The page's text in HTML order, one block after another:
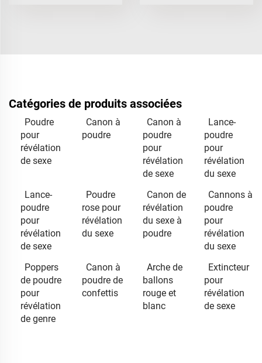
Catégories de produits associées
Poudre
pour
révélation
de sexe
Canon à
poudre
Canon à
poudre
pour
révélation
de sexe
Lance-
poudre
pour
révélation
du sexe
Lance-
poudre
pour
révélation
de sexe
Poudre
rose pour
révélation
du sexe
Canon de
révélation
du sexe à
poudre
Cannons à
poudre
pour
révélation
du sexe
Poppers
de poudre
pour
révélation
de genre
Canon à
poudre de
confettis
Arche de
ballons
rouge et
blanc
Extincteur
pour
révélation
de sexe